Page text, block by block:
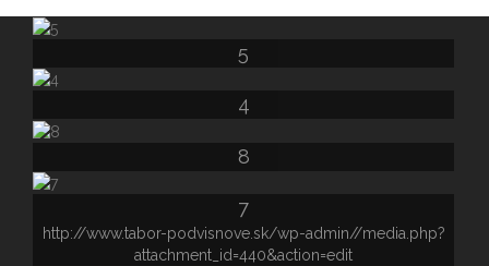
5
4
8
7
http://www.tabor-podvisnove.sk/wp-admin//media.php?
attachment_id=440&action=edit